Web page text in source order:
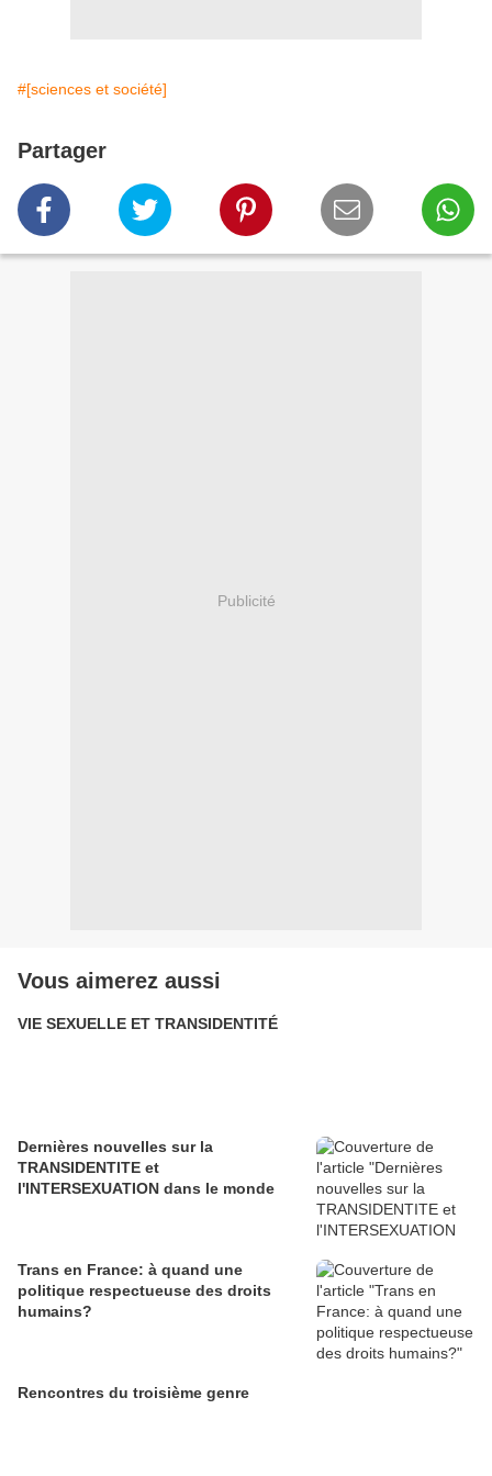
#[sciences et société]
Partager
Publicité
Vous aimerez aussi
VIE SEXUELLE ET TRANSIDENTITÉ
Dernières nouvelles sur la
TRANSIDENTITE et
l'INTERSEXUATION dans le monde
Trans en France: à quand une
politique respectueuse des droits
humains?
Rencontres du troisième genre